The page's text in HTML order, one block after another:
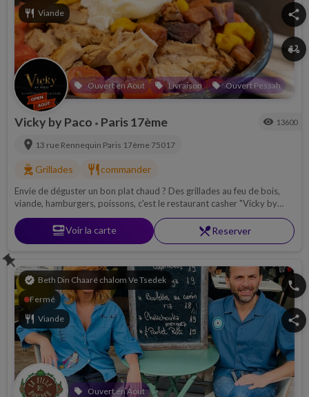
restaurant Viande
local_offer Ouvert en Aout local_offer Livraison local_offer Ouvert Pessah
share
delivery_dining
Vicky by Paco • Paris 17ème visibility 13600
location_on 13 rue Rennequin Paris 17ème 75017
outdoor_grill Grillades restaurant commander
Envie de déguster un bon plat chaud ? Des grillades au feu de bois,
viande, hamburgers, poissons, c'est le restaurant casher "Vicky by
Paco" où il faut se rendre !
set_mealVoir la carte restaurant_menuReserver
verified Beth Din Chaaré chalom Ve Tsedek
Fermé
restaurant Viande
local_offer Ouvert en Aout
phone
share